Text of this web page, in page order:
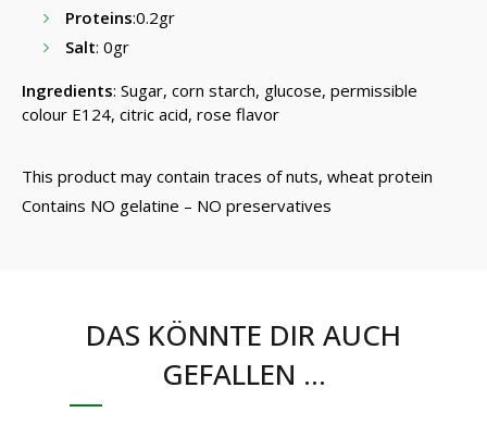
Proteins:0.2gr
Salt: 0gr
Ingredients: Sugar, corn starch, glucose, permissible
colour E124, citric acid, rose flavor
This product may contain traces of nuts, wheat protein
Contains NO gelatine – NO preservatives
DAS KÖNNTE DIR AUCH
GEFALLEN …